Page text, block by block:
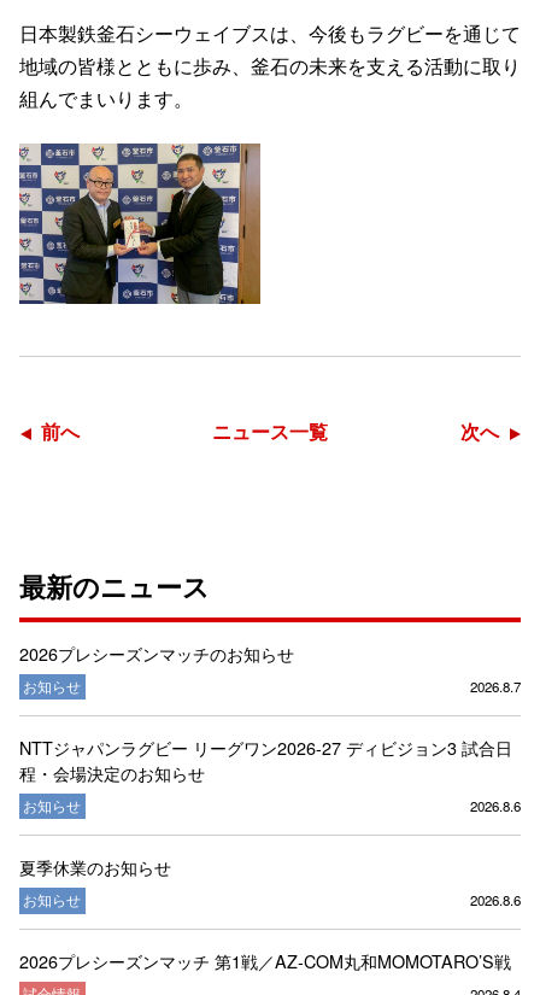
日本製鉄釜石シーウェイブスは、今後もラグビーを通じて
地域の皆様とともに歩み、釜石の未来を支える活動に取り
組んでまいります。
前へ ニュース一覧 次へ
最新のニュース
2026プレシーズンマッチのお知らせ
お知らせ 2026.8.7
NTTジャパンラグビー リーグワン2026-27 ディビジョン3 試合日
程・会場決定のお知らせ
お知らせ 2026.8.6
夏季休業のお知らせ
お知らせ 2026.8.6
2026プレシーズンマッチ 第1戦／AZ-COM丸和MOMOTARO’S戦